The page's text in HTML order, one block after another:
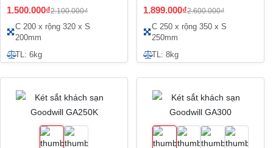
1.500.000₫2.100.000₫
C 200 x rộng 320 x S
200mm
TL: 6kg
1.899.000₫2.600.000₫
C 250 x rộng 350 x S
250mm
TL: 8kg